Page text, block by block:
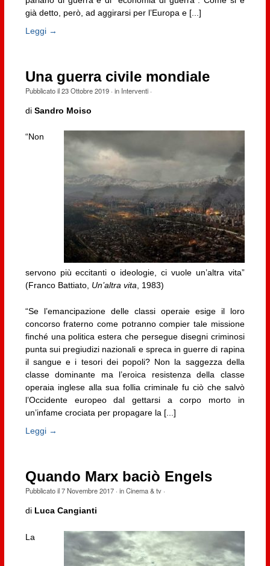
già detto, però, ad aggirarsi per l’Europa e [...]
Leggi →
Una guerra civile mondiale
Pubblicato il23 Ottobre 2019· in Interventi·
di Sandro Moiso
“Non
servono più eccitanti o ideologie, ci vuole un’altra vita”
(Franco Battiato, Un’altra vita , 1983)
“Se l’emancipazione delle classi operaie esige il loro
concorso fraterno come potranno compier tale missione
finché una politica estera che persegue disegni criminosi
punta sui pregiudizi nazionali e spreca in guerre di rapina
il sangue e i tesori dei popoli? Non la saggezza della
classe dominante ma l’eroica resistenza della classe
operaia inglese alla sua follia criminale fu ciò che salvò
l’Occidente europeo dal gettarsi a corpo morto in
un’infame crociata per propagare la [...]
Leggi →
Quando Marx baciò Engels
Pubblicato il7 Novembre 2017· inCinema & tv·
di Luca Cangianti
La